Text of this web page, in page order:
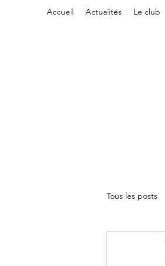
Accueil Actualités Le club
Tous les posts